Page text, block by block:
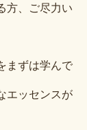
方、ご尽力い
まずは学んで
エッセンスが